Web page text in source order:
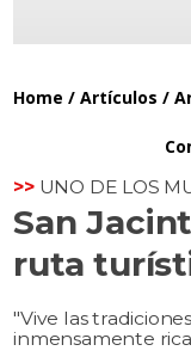
Home /Artículos /
>> UNO DE LOS
San
ruta
"Vive las
inmensamente rica